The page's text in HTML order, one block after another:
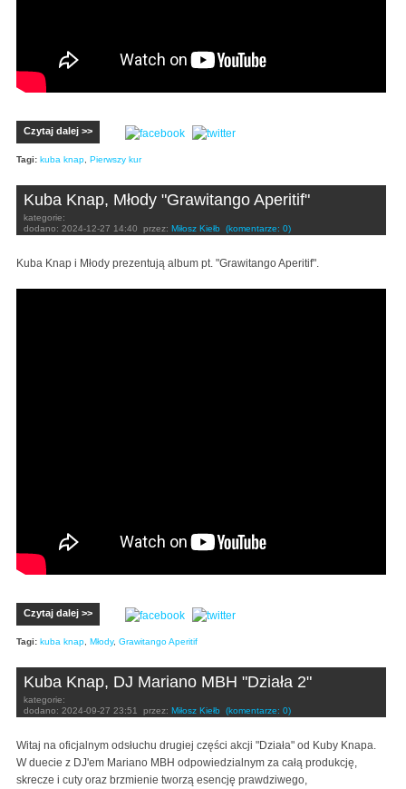
Czytaj dalej >>
Tagi: kuba knap Pierwszy kur
Kuba Knap, Młody "Grawitango Aperitif"
kategorie:
dodano: 2024-12-27 14:40 przez: Miłosz Kiełb (komentarze: 0)
Kuba Knap i Młody prezentują album pt. "Grawitango Aperitif".
Czytaj dalej >>
Tagi: kuba knap Młody, Grawitango Aperitif
Kuba Knap, DJ Mariano MBH "Działa 2"
kategorie:
dodano: 2024-09-27 23:51 przez: Miłosz Kiełb (komentarze: 0)
Witaj na oficjalnym odsłuchu drugiej części akcji "Działa" od Kuby Knapa.
W duecie z DJ'em Mariano MBH odpowiedzialnym za całą produkcję,
skrecze i cuty oraz brzmienie tworzą esencję prawdziwego,